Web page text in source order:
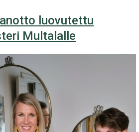
luovutettu
Multalalle